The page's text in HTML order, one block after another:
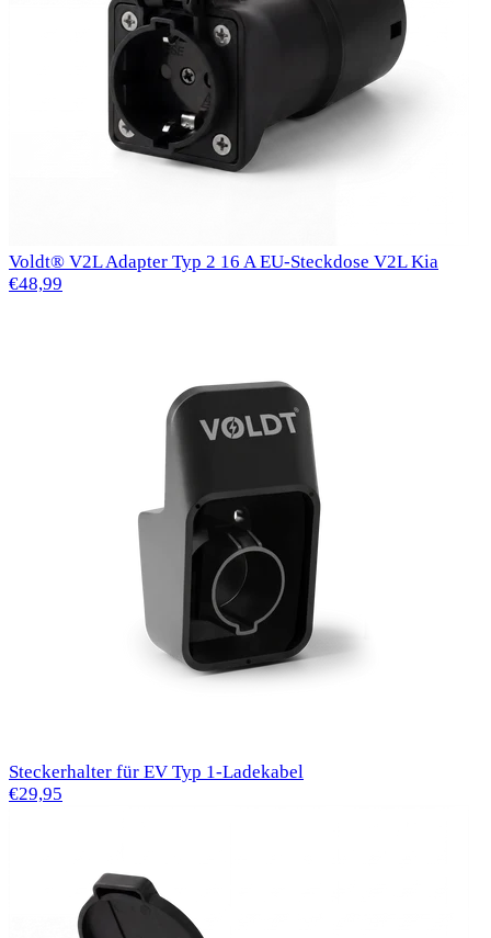
Voldt® V2L Adapter Typ 2 16 A EU-Steckdose V2L Kia
€48,99
Steckerhalter für EV Typ 1-Ladekabel
€29,95